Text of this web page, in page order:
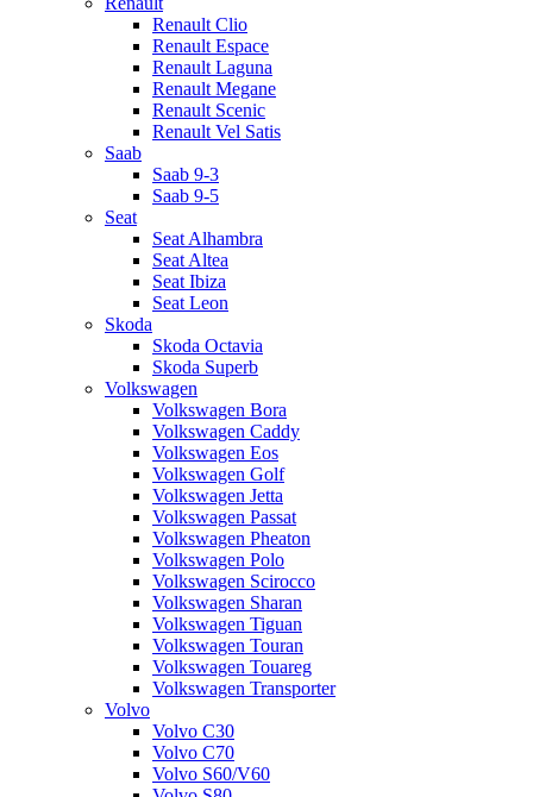
Renault Clio
Renault Espace
Renault Laguna
Renault Megane
Renault Scenic
Renault Vel Satis
Saab
Saab 9-3
Saab 9-5
Seat
Seat Alhambra
Seat Altea
Seat Ibiza
Seat Leon
Skoda
Skoda Octavia
Skoda Superb
Volkswagen
Volkswagen Bora
Volkswagen Caddy
Volkswagen Eos
Volkswagen Golf
Volkswagen Jetta
Volkswagen Passat
Volkswagen Pheaton
Volkswagen Polo
Volkswagen Scirocco
Volkswagen Sharan
Volkswagen Tiguan
Volkswagen Touran
Volkswagen Touareg
Volkswagen Transporter
Volvo
Volvo C30
Volvo C70
Volvo S60/V60